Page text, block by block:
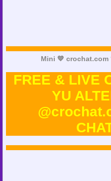
Mini 💙
FREE & LIVE
YU